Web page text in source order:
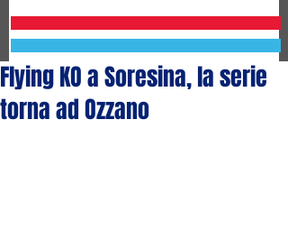
Flying KO a Soresina, la serie
torna ad Ozzano